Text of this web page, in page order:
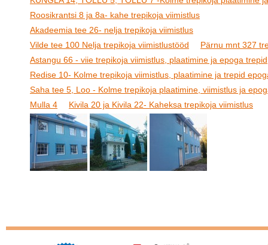
Roosikrantsi 8 ja 8a- kahe trepikoja viimistlus
Akadeemia tee 26- nelja trepikoja viimistlus
Vilde tee 100 Nelja trepikoja viimistlustööd
Pärnu mnt 327
Astangu 66 - viie trepikoja viimistlus, plaatimine ja epoga trepid
Redise 10- Kolme trepikoja viimistlus, plaatimine ja trepid
Saha tee 5, Loo - Kolme trepikoja plaatimine, viimistlus ja
Mulla 4
Kivila 20 ja Kivila 22- Kaheksa trepikoja viimistlus